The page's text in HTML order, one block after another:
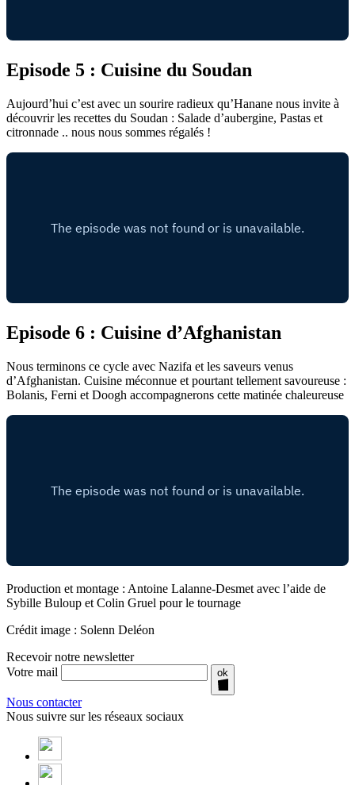
Episode 5 : Cuisine du Soudan
Aujourd’hui c’est avec un sourire radieux qu’Hanane nous invite à
découvrir les recettes du Soudan : Salade d’aubergine, Pastas et
citronnade .. nous nous sommes régalés !
Episode 6 : Cuisine d’Afghanistan
Nous terminons ce cycle avec Nazifa et les saveurs venus
d’Afghanistan. Cuisine méconnue et pourtant tellement savoureuse :
Bolanis, Ferni et Doogh accompagnerons cette matinée chaleureuse
Production et montage : Antoine Lalanne-Desmet avec l’aide de
Sybille Buloup et Colin Gruel pour le tournage
Crédit image : Solenn Deléon
Recevoir notre newsletter
Votre mail
ok
Nous contacter
Nous suivre sur les réseaux sociaux